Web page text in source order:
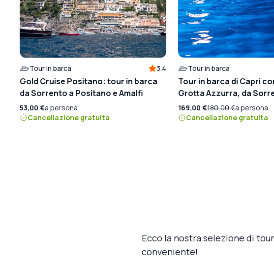
Tour in barca 3.4
Gold Cruise Positano: tour in barca
da Sorrento a Positano e Amalfi
53,00 €a persona
Cancellazione gratuita
Tour in barca
Tour in barca di Capri
Grotta Azzurra, da
169,00 €180,00 €a persona
Cancellazione gratuita
Ecco la nostra selezione di
conveniente!